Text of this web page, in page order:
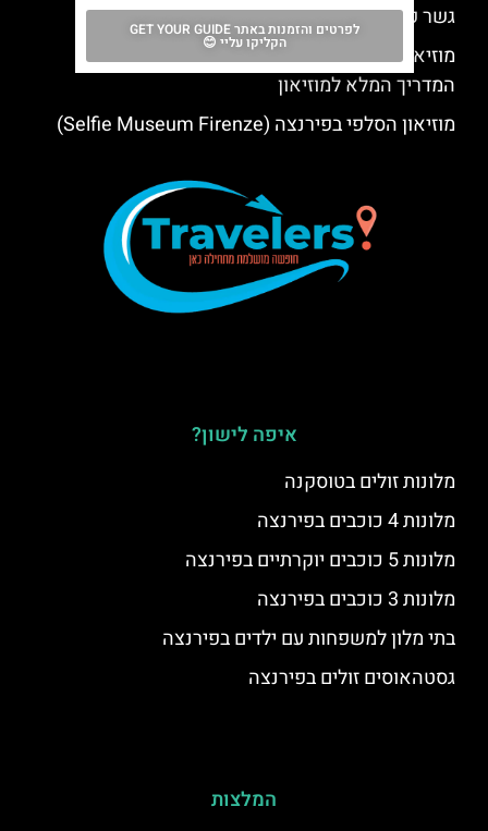
גשר פונטה וקיו (Ponte Vecchio)
מוזיאון המיזריקורדיה בפירנצה (Misericordia) –
המדריך המלא למוזיאון
מוזיאון הסלפי בפירנצה (Selfie Museum Firenze)
איפה לישון?
מלונות זולים בטוסקנה
מלונות 4 כוכבים בפירנצה
מלונות 5 כוכבים יוקרתיים בפירנצה
מלונות 3 כוכבים בפירנצה
בתי מלון למשפחות עם ילדים בפירנצה
גסטהאוסים זולים בפירנצה
המלצות
לפרטים והזמנות באתר GET YOUR GUIDE
הקליקו עליי 😊